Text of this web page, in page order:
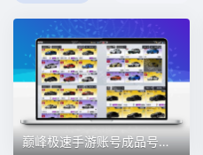
巅峰极速手游账号成品号购买高氪满阶大牛布加迪柯尼塞格永久出售